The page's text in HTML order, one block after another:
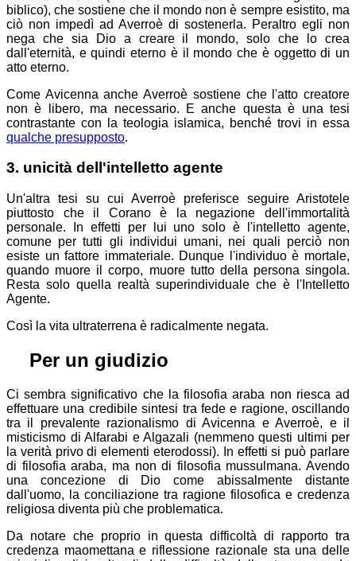
biblico), che sostiene che il mondo non è sempre esistito, ma
ciò non impedì ad Averroè di sostenerla. Peraltro egli non
nega che sia Dio a creare il mondo, solo che lo crea
dall'eternità, e quindi eterno è il mondo che è oggetto di un
atto eterno.
Come Avicenna anche Averroè sostiene che l'atto creatore
non è libero, ma necessario. E anche questa è una tesi
contrastante con la teologia islamica, benché trovi in essa
qualche presupposto.
3. unicità dell'intelletto agente
Un'altra tesi su cui Averroè preferisce seguire Aristotele
piuttosto che il Corano è la negazione dell'immortalità
personale. In effetti per lui uno solo è l'intelletto agente,
comune per tutti gli individui umani, nei quali perciò non
esiste un fattore immateriale. Dunque l'individuo è mortale,
quando muore il corpo, muore tutto della persona singola.
Resta solo quella realtà superindividuale che è l'Intelletto
Agente.
Così la vita ultraterrena è radicalmente negata.
Per un giudizio
Ci sembra significativo che la filosofia araba non riesca ad
effettuare una credibile sintesi tra fede e ragione, oscillando
tra il prevalente razionalismo di Avicenna e Averroè, e il
misticismo di Alfarabi e Algazali (nemmeno questi ultimi per
la verità privo di elementi eterodossi). In effetti si può parlare
di filosofia araba, ma non di filosofia mussulmana. Avendo
una concezione di Dio come abissalmente distante
dall'uomo, la conciliazione tra ragione filosofica e credenza
religiosa diventa più che problematica.
Da notare che proprio in questa difficoltà di rapporto tra
credenza maomettana e riflessione razionale sta una delle